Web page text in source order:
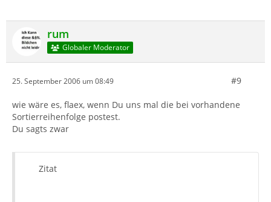
rum
Globaler Moderator
25. September 2006 um 08:49 #9
wie wäre es, flaex, wenn Du uns mal die bei vorhandene
Sortierreihenfolge postest.
Du sagts zwar
Zitat